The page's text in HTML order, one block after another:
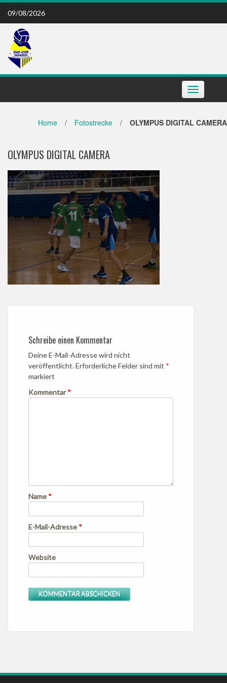
Skip
content
09/08/2026
Toggle
navigation
Home / Fotostrecke / OLYMPUS DIGITAL CAMERA
OLYMPUS DIGITAL CAMERA
Schreibe einen Kommentar
Deine E-Mail-Adresse wird nicht
veröffentlicht.Erforderliche Felder sind mit *
markiert
Kommentar*
Name *
E-Mail-Adresse *
Website